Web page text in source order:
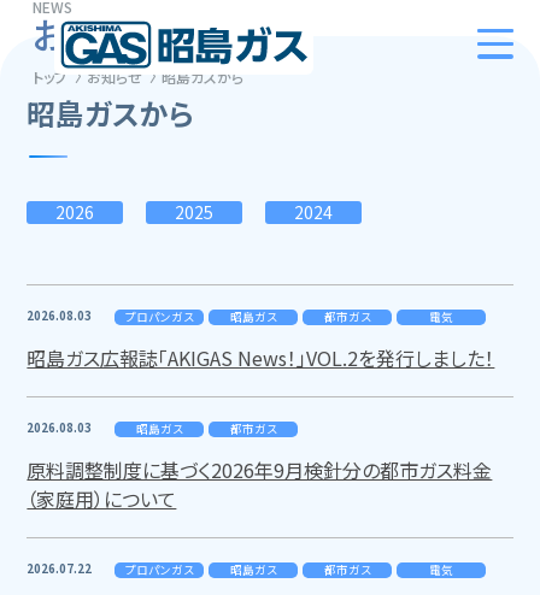
NEWS
お知らせ
トップ お知らせ 昭島ガスから
昭島ガスから
2026 2025 2024
2026.08.03 プロパンガス 昭島ガス 都市ガス 電気
昭島ガス広報誌「AKIGAS News！」VOL.2を発行しました！
2026.08.03 昭島ガス 都市ガス
原料調整制度に基づく2026年9月検針分の都市ガス料金
（家庭用）について
2026.07.22 プロパンガス 昭島ガス 都市ガス 電気